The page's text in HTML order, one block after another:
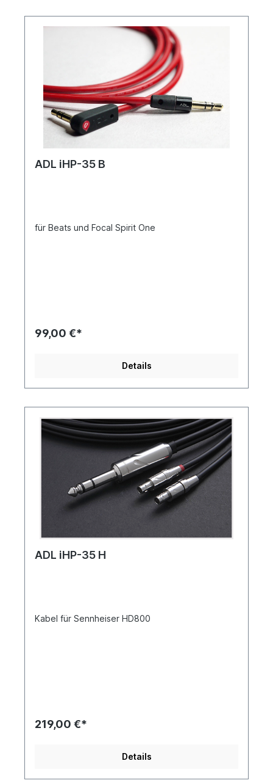
ADL iHP-35 B
für Beats und Focal Spirit One
99,00 €*
Details
ADL iHP-35 H
Kabel für Sennheiser HD800
219,00 €*
Details